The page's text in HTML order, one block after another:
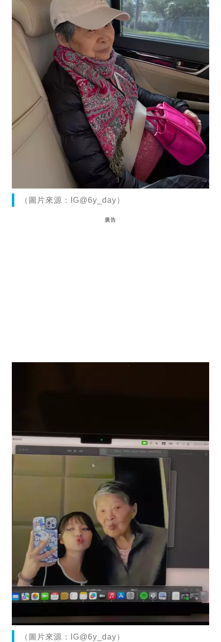
（圖片來源：IG@6y_day）
廣告
（圖片來源：IG@6y_day）